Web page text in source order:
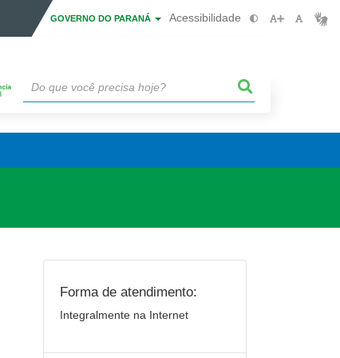
GOVERNO DO PARANÁ Acessibilidade
Forma de atendimento:
Integralmente na Internet